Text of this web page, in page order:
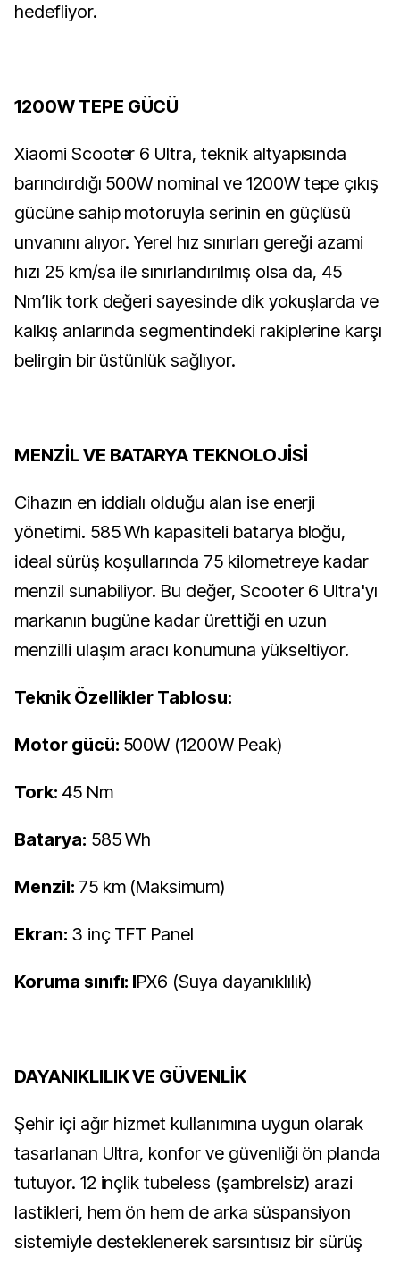
hedefliyor.
1200W TEPE GÜCÜ
Xiaomi Scooter 6 Ultra, teknik altyapısında
barındırdığı 500W nominal ve 1200W tepe çıkış
gücüne sahip motoruyla serinin en güçlüsü
unvanını alıyor. Yerel hız sınırları gereği azami
hızı 25 km/sa ile sınırlandırılmış olsa da, 45
Nm’lik tork değeri sayesinde dik yokuşlarda ve
kalkış anlarında segmentindeki rakiplerine karşı
belirgin bir üstünlük sağlıyor.
MENZİL VE BATARYA TEKNOLOJİSİ
Cihazın en iddialı olduğu alan ise enerji
yönetimi. 585 Wh kapasiteli batarya bloğu,
ideal sürüş koşullarında 75 kilometreye kadar
menzil sunabiliyor. Bu değer, Scooter 6 Ultra'yı
markanın bugüne kadar ürettiği en uzun
menzilli ulaşım aracı konumuna yükseltiyor.
Teknik Özellikler Tablosu:
Motor gücü: 500W (1200W Peak)
Tork: 45 Nm
Batarya: 585 Wh
Menzil: 75 km (Maksimum)
Ekran: 3 inç TFT Panel
Koruma sınıfı: IPX6 (Suya dayanıklılık)
DAYANIKLILIK VE GÜVENLİK
Şehir içi ağır hizmet kullanımına uygun olarak
tasarlanan Ultra, konfor ve güvenliği ön planda
tutuyor. 12 inçlik tubeless (şambrelsiz) arazi
lastikleri, hem ön hem de arka süspansiyon
sistemiyle desteklenerek sarsıntısız bir sürüş